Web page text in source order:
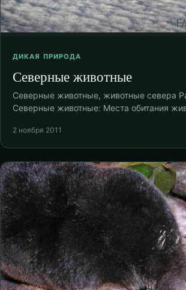
ДИКАЯ ПРИРОДА
Северные животные
Северные животные, животные севера
Северные животные: Места обитания
2 ноября 2011